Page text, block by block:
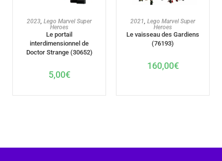
AJOUTER AU PANIER
2023, Lego Marvel Super
Heroes
Le portail
interdimensionnel de
Doctor Strange (30652)
5,00€
AJOUTER AU PANIER
2021, Lego Marvel Super
Heroes
Le vaisseau des Gardiens
(76193)
160,00€